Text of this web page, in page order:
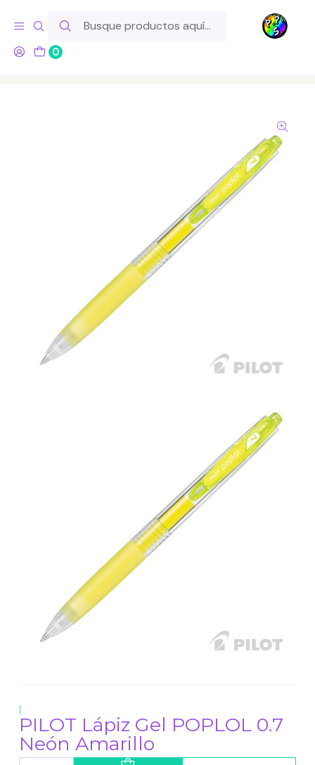
0
Hola! Si tu pedido incluye productos de fabricación propia,
ten en cuenta este tiempo para el despacho
Inicio
|
PILOT Lápiz Gel POPLOL 0.7
Neón Amarillo